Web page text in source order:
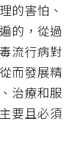
的害怕、
的，從過
流行病對
而發展精
治療和服
要且必須